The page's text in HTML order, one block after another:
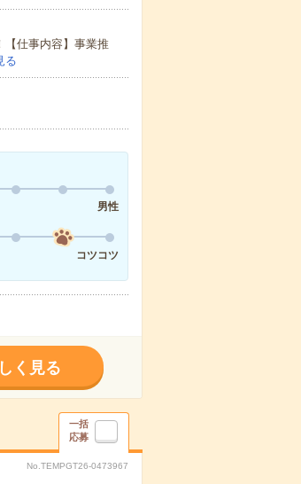
【仕事内容】事業推
る
男性
コツコツ
く見る
一括
応募
No.TEMPGT26-0473967